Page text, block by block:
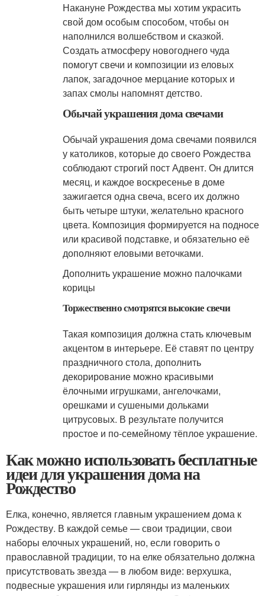
Накануне Рождества мы хотим украсить
свой дом особым способом, чтобы он
наполнился волшебством и сказкой.
Создать атмосферу новогоднего чуда
помогут свечи и композиции из еловых
лапок, загадочное мерцание которых и
запах смолы напомнят детство.
Обычай украшения дома свечами
Обычай украшения дома свечами появился
у католиков, которые до своего Рождества
соблюдают строгий пост Адвент. Он длится
месяц, и каждое воскресенье в доме
зажигается одна свеча, всего их должно
быть четыре штуки, желательно красного
цвета. Композиция формируется на подносе
или красивой подставке, и обязательно её
дополняют еловыми веточками.
Дополнить украшение можно палочками
корицы
Торжественно смотрятся высокие свечи
Такая композиция должна стать ключевым
акцентом в интерьере. Её ставят по центру
праздничного стола, дополнить
декорирование можно красивыми
ёлочными игрушками, ангелочками,
орешками и сушеными дольками
цитрусовых. В результате получится
простое и по-семейному тёплое украшение.
Как можно использовать бесплатные
идеи для украшения дома на
Рождество
Елка, конечно, является главным украшением дома к
Рождеству. В каждой семье — свои традиции, свои
наборы елочных украшений, но, если говорить о
православной традиции, то на елке обязательно должна
присутствовать звезда — в любом виде: верхушка,
подвесные украшения или гирлянды из маленьких